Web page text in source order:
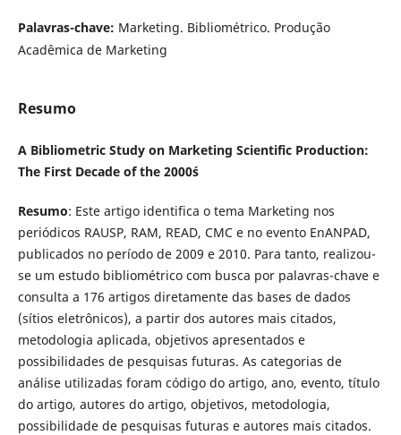
Palavras-chave: Marketing. Bibliométrico. Produção
Acadêmica de Marketing
Resumo
A Bibliometric Study on Marketing Scientific Production:
The First Decade of the 2000´s
Resumo: Este artigo identifica o tema Marketing nos
periódicos RAUSP, RAM, READ, CMC e no evento EnANPAD,
publicados no período de 2009 e 2010. Para tanto, realizou-
se um estudo bibliométrico com busca por palavras-chave e
consulta a 176 artigos diretamente das bases de dados
(sítios eletrônicos), a partir dos autores mais citados,
metodologia aplicada, objetivos apresentados e
possibilidades de pesquisas futuras. As categorias de
análise utilizadas foram código do artigo, ano, evento, título
do artigo, autores do artigo, objetivos, metodologia,
possibilidade de pesquisas futuras e autores mais citados.